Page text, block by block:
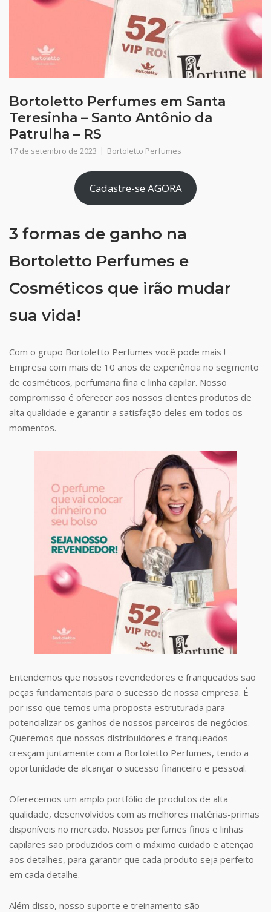
Bortoletto Perfumes em Santa
Teresinha – Santo Antônio da
Patrulha – RS
17 de setembro de 2023 Bortoletto Perfumes
Cadastre-se AGORA
3 formas de ganho na
Bortoletto Perfumes e
Cosméticos que irão mudar
sua vida!
Com o grupo Bortoletto Perfumes você pode mais !
Empresa com mais de 10 anos de experiência no segmento
de cosméticos, perfumaria fina e linha capilar. Nosso
compromisso é oferecer aos nossos clientes produtos de
alta qualidade e garantir a satisfação deles em todos os
momentos.
Entendemos que nossos revendedores e franqueados são
peças fundamentais para o sucesso de nossa empresa. É
por isso que temos uma proposta estruturada para
potencializar os ganhos de nossos parceiros de negócios.
Queremos que nossos distribuidores e franqueados
cresçam juntamente com a Bortoletto Perfumes, tendo a
oportunidade de alcançar o sucesso financeiro e pessoal.
Oferecemos um amplo portfólio de produtos de alta
qualidade, desenvolvidos com as melhores matérias-primas
disponíveis no mercado. Nossos perfumes finos e linhas
capilares são produzidos com o máximo cuidado e atenção
aos detalhes, para garantir que cada produto seja perfeito
em cada detalhe.
Além disso, nosso suporte e treinamento são